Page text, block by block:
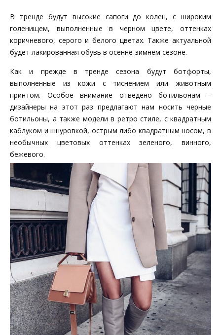
В тренде будут высокие сапоги до колен, с широким
голенищем, выполненные в черном цвете, оттенках
коричневого, серого и белого цветах. Также актуальной
будет лакированная обувь в осенне-зимнем сезоне.
Как и прежде в тренде сезона будут ботфорты,
выполненные из кожи с тиснением или животным
принтом. Особое внимание отведено ботильонам –
дизайнеры на этот раз предлагают нам носить черные
ботильоны, а также модели в ретро стиле, с квадратным
каблуком и шнуровкой, острым либо квадратным носом, в
необычных цветовых оттенках зеленого, винного,
бежевого.